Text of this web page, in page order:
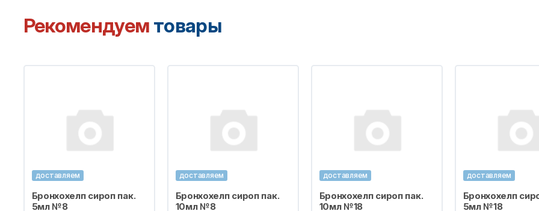
Рекомендуем товары
доставляем
Бронхохелп сироп пак.
5мл №8
доставляем
Бронхохелп сироп пак.
10мл №8
доставляем
Бронхохелп сироп пак.
10мл №18
доставляем
Бронхохелп
5мл №18